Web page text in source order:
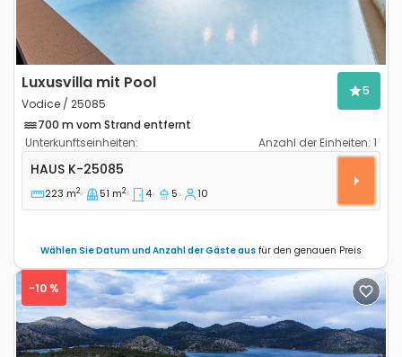
Luxusvilla mit Pool
Vodice / 25085
5
700 m vom Strand entfernt
Unterkunftseinheiten:
Anzahl der Einheiten: 1
4-Zimmer-Haus Vodice K-25085
HAUS K-25085
223 m2 51 m2 4 5 10
Wählen Sie Datum und Anzahl der Gäste aus für den genauen Preis
-10 %